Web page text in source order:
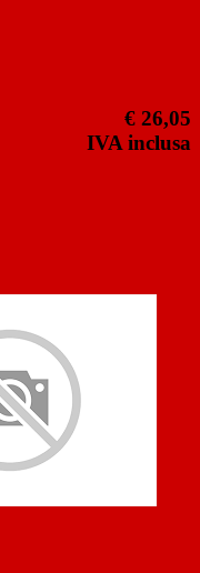
€ 26,05
IVA inclusa